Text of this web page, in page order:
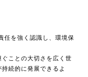
任を強く認識し、環境保
ことの大切さを広く世
続的に発展できるよ